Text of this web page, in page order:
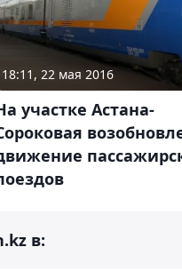
18:11, 22 мая 2016
участке Астана-
в: